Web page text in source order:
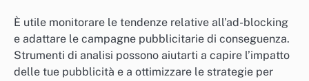
È utile monitorare le tendenze relative all’ad-blocking
e adattare le campagne pubblicitarie di conseguenza.
Strumenti di analisi possono aiutarti a capire l’impatto
delle tue pubblicità e a ottimizzare le strategie per